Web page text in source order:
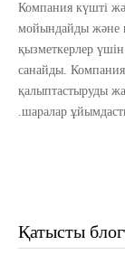
Компания күшті
мойындайды және
қызметкерлер
санайды.
қалыптастыруды
шаралар
Қатысты